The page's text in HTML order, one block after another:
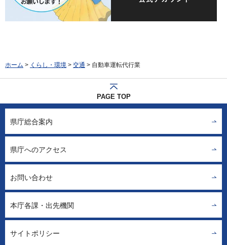
ホーム > くらし・環境 > 交通 > 自動車運転代行業
PAGE TOP
県庁総合案内
県庁へのアクセス
お問い合わせ
本庁各課・出先機関
サイトポリシー